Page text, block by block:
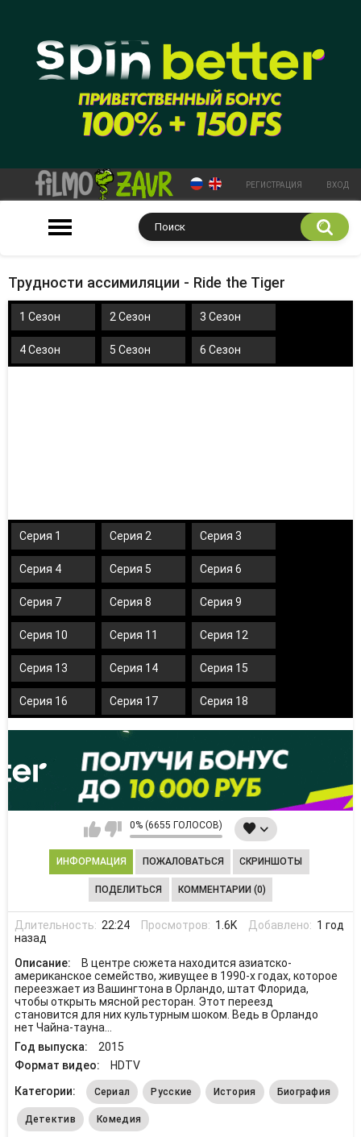
РЕГИСТРАЦИЯ ВХОД
Трудности ассимиляции - Ride the Tiger
1 Сезон 2 Сезон 3 Сезон
4 Сезон 5 Сезон 6 Сезон
Серия 1 Серия 2 Серия 3
Серия 4 Серия 5 Серия 6
Серия 7 Серия 8 Серия 9
Серия 10 Серия 11 Серия 12
Серия 13 Серия 14 Серия 15
Серия 16 Серия 17 Серия 18
0% (6655 ГОЛОСОВ)
ИНФОРМАЦИЯ ПОЖАЛОВАТЬСЯ СКРИНШОТЫ
ПОДЕЛИТЬСЯ КОММЕНТАРИИ (0)
Длительность: 22:24 Просмотров: 1.6K Добавлено: 1 год
назад
Описание:
В центре сюжета находится азиатско-
американское семейство, живущее в 1990-х годах, которое
переезжает из Вашингтона в Орландо, штат Флорида,
чтобы открыть мясной ресторан. Этот переезд
становится для них культурным шоком. Ведь в Орландо
нет Чайна-тауна...
Год выпуска:
2015
Формат видео:
HDTV
Категории:
Сериал Русские История Биография
Детектив Комедия